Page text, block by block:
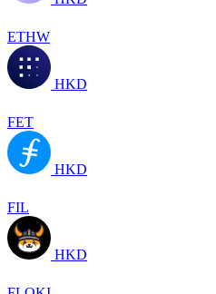
ETHW
HKD
FET
HKD
FIL
HKD